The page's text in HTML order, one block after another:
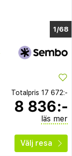
1/64
Totalpris 17 672:-
8 836:-
läs mer
Välj resa